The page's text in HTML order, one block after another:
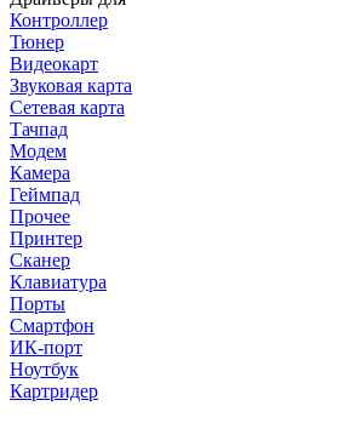
Контроллер
Тюнер
Видеокарт
Звуковая карта
Сетевая карта
Тачпад
Модем
Камера
Геймпад
Прочее
Принтер
Сканер
Клавиатура
Порты
Смартфон
ИК-порт
Ноутбук
Картридер